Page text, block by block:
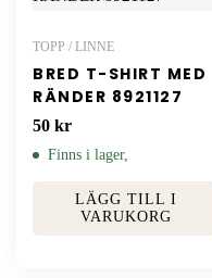
TOPP / LINNE
BRED T-SHIRT MED
RÄNDER 8921127
50 kr
Finns i lager,
LÄGG TILL I
VARUKORG